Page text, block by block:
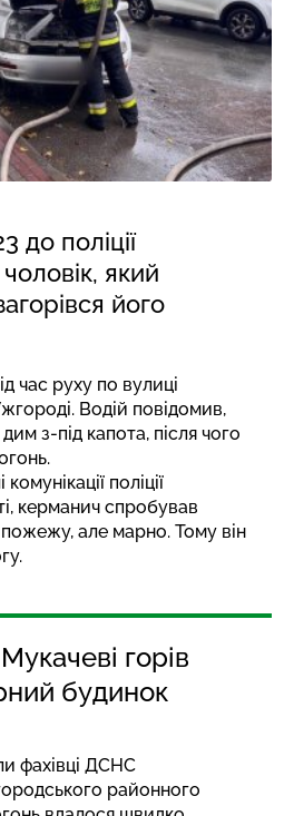
до поліції
який
його
час руху по вулиці
Водій повідомив,
з-під капота, після чого
поліції
керманич спробував
але марно. Тому він
горів
будинок
фахівці ДСНС
районного